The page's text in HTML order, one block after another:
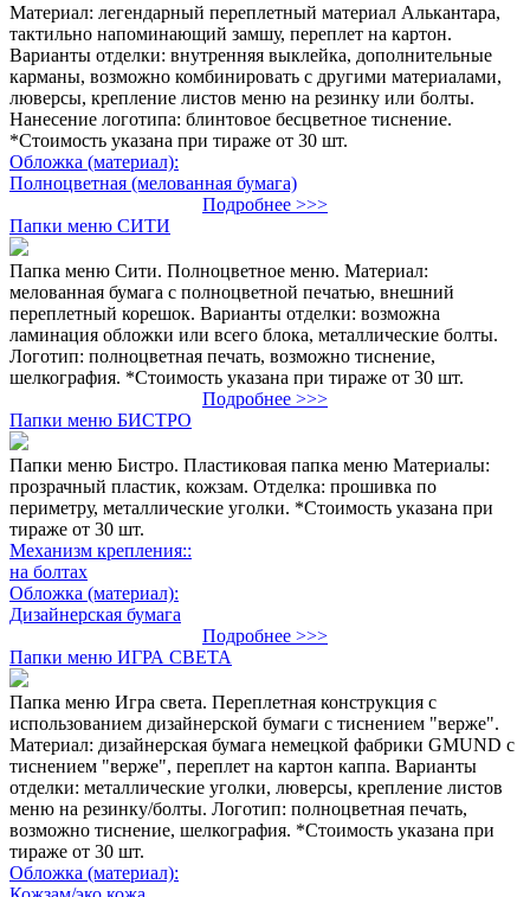
Материал: легендарный переплетный материал Алькантара,
тактильно напоминающий замшу, переплет на картон.
Варианты отделки: внутренняя выклейка, дополнительные
карманы, возможно комбинировать с другими материалами,
люверсы, крепление листов меню на резинку или болты.
Нанесение логотипа: блинтовое бесцветное тиснение.
*Стоимость указана при тираже от 30 шт.
Обложка (материал):
Полноцветная (мелованная бумага)
Подробнее >>>
Папки меню СИТИ
Папка меню Сити. Полноцветное меню. Материал:
мелованная бумага с полноцветной печатью, внешний
переплетный корешок. Варианты отделки: возможна
ламинация обложки или всего блока, металлические болты.
Логотип: полноцветная печать, возможно тиснение,
шелкография. *Стоимость указана при тираже от 30 шт.
Подробнее >>>
Папки меню БИСТРО
Папки меню Бистро. Пластиковая папка меню Материалы:
прозрачный пластик, кожзам. Отделка: прошивка по
периметру, металлические уголки. *Стоимость указана при
тираже от 30 шт.
Механизм крепления::
на болтах
Обложка (материал):
Дизайнерская бумага
Подробнее >>>
Папки меню ИГРА СВЕТА
Папка меню Игра света. Переплетная конструкция с
использованием дизайнерской бумаги с тиснением "верже".
Материал: дизайнерская бумага немецкой фабрики GMUND с
тиснением "верже", переплет на картон каппа. Варианты
отделки: металлические уголки, люверсы, крепление листов
меню на резинку/болты. Логотип: полноцветная печать,
возможно тиснение, шелкография. *Стоимость указана при
тираже от 30 шт.
Обложка (материал):